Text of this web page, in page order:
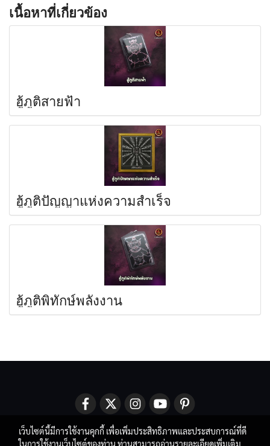
เนื้อหาที่เกี่ยวข้อง
ฮู้ภูติสายฟ้า
ฮู้ภูติปัญญาแห่งความสำเร็จ
ฮู้ภูติพิทักษ์พลังงาน
เว็บไซต์นี้มีการใช้งานคุกกี้ เพื่อเพิ่มประสิทธิภาพและประสบการณ์ที่ดี
ในการใช้งานเว็บไซต์ของท่าน ท่านสามารถอ่านรายละเอียดเพิ่มเติม